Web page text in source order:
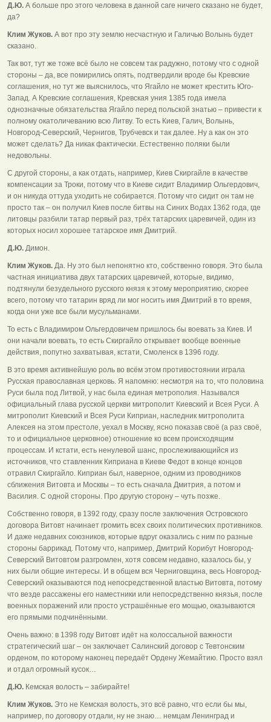
Д.Ю. А больше про этого человека в данной саге ничего сказано не будет,
да?
Клим Жуков. А вот про эту землю несчастную и Галичью Волынь будет
сказано.
Так вот, тут же тоже всё было не совсем так радужно, потому что с одной
стороны – да, все помирились опять, подтвердили вроде бы Кревские
соглашения, но тут же выяснилось, что Ягайло не может крестить Юго-
Запад. А Кревские соглашения, Кревская уния 1385 года имела
однозначные обязательства Ягайло перед польской знатью – привести к
полному окатоличеванию всю Литву. То есть Киев, Галич, Волынь,
Новгород-Северский, Чернигов, Трубчевск и так далее. Ну а как он это
может сделать? Да никак фактически. Естественно поляки были
недовольны.
С другой стороны, а как отдать, например, Киев Скиргайле в качестве
компенсации за Троки, потому что в Киеве сидит Владимир Ольгердович,
и он никуда оттуда уходить не собирается. Потому что сидит он там не
просто так – он получил Киев после битвы на Синих Водах 1362 года, где
литовцы разбили татар первый раз, трёх татарских царевичей, один из
которых носил хорошее татарское имя Дмитрий.
Д.Ю. Димон.
Клим Жуков. Да. Ну это был непонятно кто, собственно говоря. Это была
частная инициатива двух татарских царевичей, которые, видимо,
подтянули безудельного русского князя к этому мероприятию, скорее
всего, потому что татарин вряд ли мог носить имя Дмитрий в то время,
когда они уже все были мусульманами.
То есть с Владимиром Ольгердовичем пришлось бы воевать за Киев. И
они начали воевать, то есть Скиргайло открывает вообще военные
действия, попутно захватывая, кстати, Смоленск в 1396 году.
В это время активнейшую роль во всём этом противостоянии играла
Русская православная церковь. Я напомню: несмотря на то, что половина
Руси была под Литвой, у нас была единая метрополия. Назывался
официальный глава русской церкви митрополит Киевский и Всея Руси. А
митрополит Киевский и Всея Руси Киприан, наследник митрополита
Алексея на этом престоле, уехал в Москву, ясно показав своё (а раз своё,
то и официальное церковное) отношение ко всем происходящим
процессам. И кстати, есть ненулевой шанс, прослеживающийся из
источников, что ставленник Киприана в Киеве Федот в конце концов
отравил Скиргайло. Киприан был, наверное, одним из проводников
сближения Витовта и Москвы – то есть сначала Дмитрия, а потом и
Василия. С одной стороны. Про другую сторону – чуть позже.
Собственно говоря, в 1392 году, сразу после заключения Островского
договора Витовт начинает громить всех своих политических противников.
И даже недавних союзников, которые вдруг оказались с ним по разные
стороны баррикад. Потому что, например, Дмитрий Корибут Новгород-
Северский Витовтом разгромлен, хотя совсем недавно, казалось бы, у
них были общие интересы. И в общем вся Черниговщина, весь Новгород-
Северский оказываются под непосредственной властью Витовта, потому
что везде рассажены его наместники или непосредственно князья, после
военных поражений или просто устрашённые его мощью, оказываются
его прямыми подчинёнными.
Очень важно: в 1398 году Витовт идёт на колоссальной важности
стратегический шаг – он заключает Салинский договор с Тевтонским
орденом, по которому наконец передаёт Ордену Жемайтию. Просто взял
и отдал огромный кусок…
Д.Ю. Кемская волость – забирайте!
Клим Жуков. Это не Кемская волость, это всё равно, что если бы мы,
например, по договору отдали, ну не знаю… немцам Ленинград и